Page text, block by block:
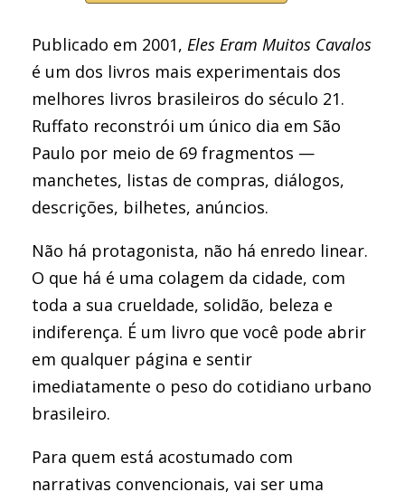
Publicado em 2001, Eles Eram Muitos Cavalos
é um dos livros mais experimentais dos
melhores livros brasileiros do século 21.
Ruffato reconstrói um único dia em São
Paulo por meio de 69 fragmentos —
manchetes, listas de compras, diálogos,
descrições, bilhetes, anúncios.
Não há protagonista, não há enredo linear.
O que há é uma colagem da cidade, com
toda a sua crueldade, solidão, beleza e
indiferença. É um livro que você pode abrir
em qualquer página e sentir
imediatamente o peso do cotidiano urbano
brasileiro.
Para quem está acostumado com
narrativas convencionais, vai ser uma